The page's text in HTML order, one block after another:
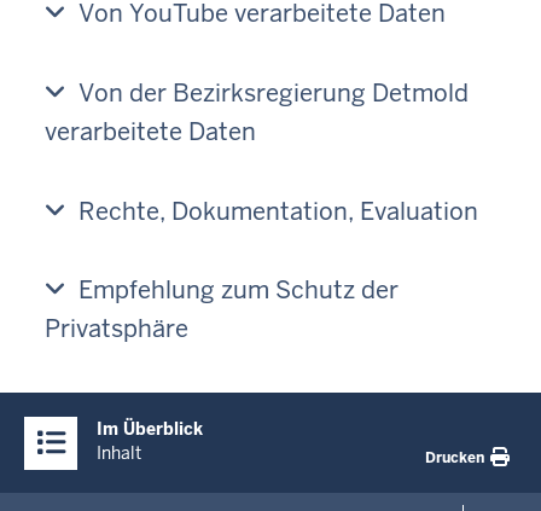
Von YouTube verarbeitete Daten
Von der Bezirksregierung Detmold
verarbeitete Daten
Rechte, Dokumentation, Evaluation
Empfehlung zum Schutz der
Privatsphäre
Inhalte
Im Überblick
Inhalt
Drucken